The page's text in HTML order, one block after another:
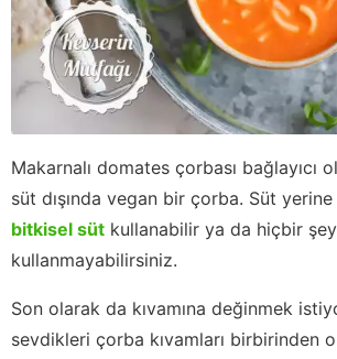
Makarnalı domates çorbası bağlayıcı
süt dışında vegan bir çorba. Süt
bitkisel süt kullanabilir ya da hiçbir şey
kullanmayabilirsiniz.
Son olarak da kıvamına değinmek
sevdikleri çorba kıvamları birbirinden